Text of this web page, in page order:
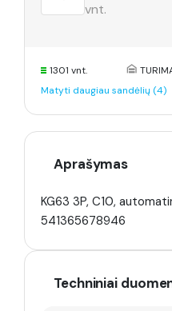
vnt.
1301 vnt.
Matyti daugiau sandėlių (4)
Aprašymas
KG63 3P, C10,
541365678946
Techniniai